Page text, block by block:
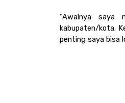
“Awalnya saya
kabupaten/kota.
penting saya bisa